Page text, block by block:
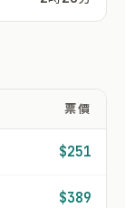
票價
$251
$389